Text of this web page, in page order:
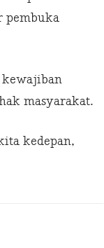
pembuka
kewajiban
masyarakat.
kedepan,